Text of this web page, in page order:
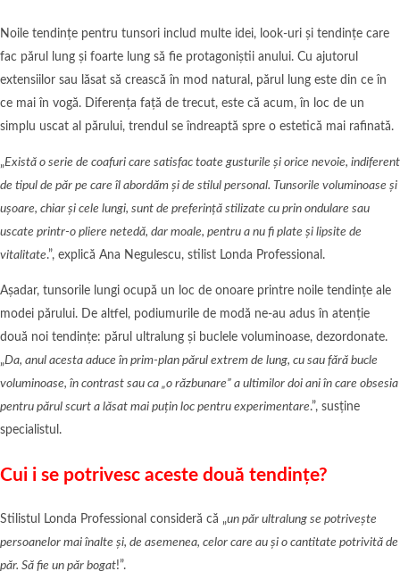
Noile tendințe pentru tunsori includ multe idei, look-uri și tendințe care
fac părul lung și foarte lung să fie protagoniștii anului. Cu ajutorul
extensiilor sau lăsat să crească în mod natural, părul lung este din ce în
ce mai în vogă. Diferența față de trecut, este că acum, în loc de un
simplu uscat al părului, trendul se îndreaptă spre o estetică mai rafinată.
„Există o serie de coafuri care satisfac toate gusturile și orice nevoie, indiferent
de tipul de păr pe care îl abordăm și de stilul personal. Tunsorile voluminoase și
ușoare, chiar și cele lungi, sunt de preferință stilizate cu prin ondulare sau
uscate printr-o pliere netedă, dar moale, pentru a nu fi plate și lipsite de
vitalitate.”, explică Ana Negulescu, stilist Londa Professional.
Așadar, tunsorile lungi ocupă un loc de onoare printre noile tendințe ale
modei părului. De altfel, podiumurile de modă ne-au adus în atenție
două noi tendințe: părul ultralung și buclele voluminoase, dezordonate.
„Da, anul acesta aduce în prim-plan părul extrem de lung, cu sau fără bucle
voluminoase, în contrast sau ca „o răzbunare” a ultimilor doi ani în care obsesia
pentru părul scurt a lăsat mai puțin loc pentru experimentare.”, susține
specialistul.
Cui i se potrivesc aceste două tendințe?
Stilistul Londa Professional consideră că „un păr ultralung se potrivește
persoanelor mai înalte și, de asemenea, celor care au și o cantitate potrivită de
păr. Să fie un păr bogat!”.